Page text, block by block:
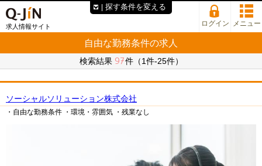
求人情報サイト ログイン メニュー
自由な勤務条件の求人
検索結果 97件（1件-25件）
ソーシャルソリューション株式会社
・自由な勤務条件 ・環境・雰囲気 ・残業なし
探す条件を変える